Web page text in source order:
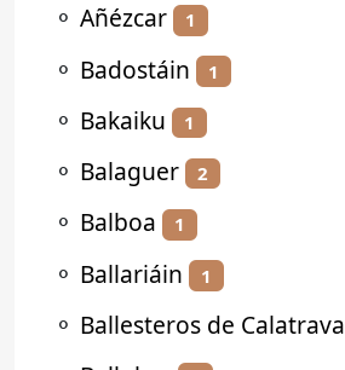
⚬ Añézcar 1
⚬ Badostáin 1
⚬ Bakaiku 1
⚬ Balaguer 2
⚬ Balboa 1
⚬ Ballariáin 1
⚬ Ballesteros de Calatrava